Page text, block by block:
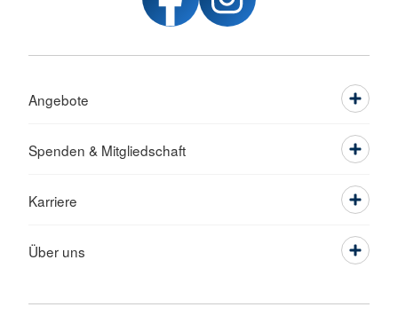
Angebote
Spenden & Mitgliedschaft
Karriere
Über uns